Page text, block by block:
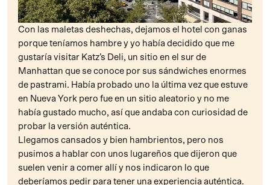
Con las maletas deshechas, dejamos el hotel con ganas
porque teníamos hambre y yo había decidido que me
gustaría visitar Katz’s Deli, un sitio en el sur de
Manhattan que se conoce por sus sándwiches enormes
de pastrami. Había probado uno la última vez que estuve
en Nueva York pero fue en un sitio aleatorio y no me
había gustado mucho, así que andaba con curiosidad de
probar la versión auténtica.
Llegamos cansados y bien hambrientos, pero nos
pusimos a hablar con unos lugareños que dijeron que
suelen venir a comer allí y nos indicaron lo que
deberíamos pedir para tener una experiencia auténtica.